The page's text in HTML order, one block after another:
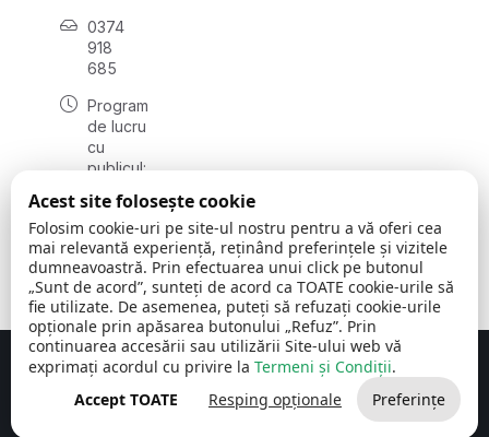
0374
918
685
Program
de lucru
cu
publicul:
08:00 -
16:30
, vineri:
08:00 -
14:00
Comuna Cerchezu © 2026Toate drepturile rezervate
Concept realizat de Big Media Relații Publice SRL
Acest site folosește cookie
Folosim cookie-uri pe site-ul nostru pentru a vă oferi cea
mai relevantă experiență, reținând preferințele și vizitele
dumneavoastră. Prin efectuarea unui click pe butonul
„Sunt de acord”, sunteți de acord ca TOATE cookie-urile să
fie utilizate. De asemenea, puteți să refuzați cookie-urile
opționale prin apăsarea butonului „Refuz”. Prin
continuarea accesării sau utilizării Site-ului web vă
exprimați acordul cu privire la Termeni și Condiții.
Accept TOATE
Resping opționale Preferințe